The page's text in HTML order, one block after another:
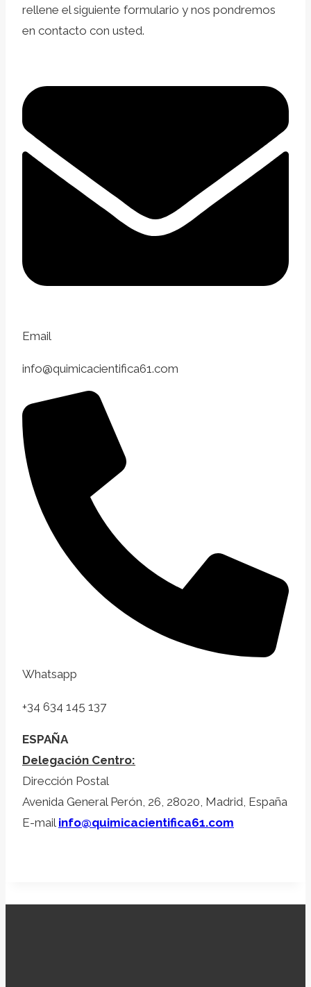
rellene el siguiente formulario y nos pondremos
en contacto con usted.
Email
info@quimicacientifica61.com
Whatsapp
+34 634 145 137
ESPAÑA
Delegación Centro:
Dirección Postal
Avenida General Perón, 26, 28020, Madrid, España
E-mail info@quimicacientifica61.com